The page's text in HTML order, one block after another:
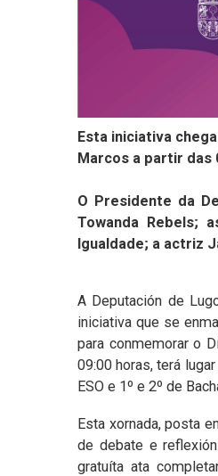
Esta iniciativa
Marcos a partir das
O Presidente da
Towanda Rebels;
Igualdade; a actriz
A Deputación de
iniciativa que se
para conmemorar o
09:00 horas, terá
ESO e 1º e 2º de
Esta xornada, posta
de debate e
gratuíta ata